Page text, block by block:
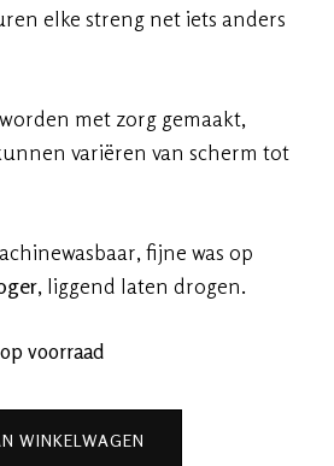
elke streng net iets anders
met zorg gemaakt,
variëren van scherm tot
fijne was op
, liggend laten drogen.
voorraad
WINKELWAGEN